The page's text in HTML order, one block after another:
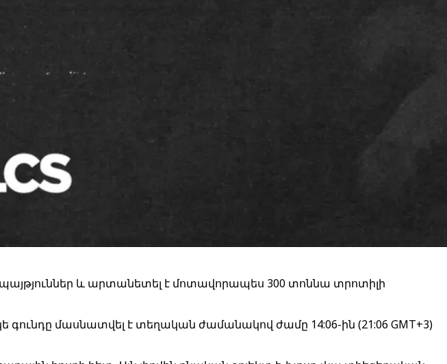
և արտանետել է մոտավորապես 300 տոննա տրոտիլի
մասնատվել է տեղական ժամանակով ժամը 14:06-ին (21:06 GMT+3)